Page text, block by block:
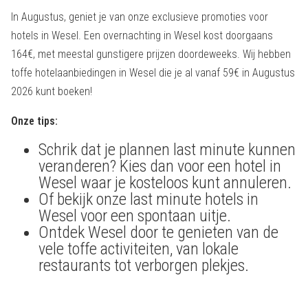
In Augustus, geniet je van onze exclusieve promoties voor
hotels in Wesel. Een overnachting in Wesel kost doorgaans
164€, met meestal gunstigere prijzen doordeweeks. Wij hebben
toffe hotelaanbiedingen in Wesel die je al vanaf 59€ in Augustus
2026 kunt boeken!
Onze tips:
Schrik dat je plannen last minute kunnen
veranderen? Kies dan voor een hotel in
Wesel waar je kosteloos kunt annuleren.
Of bekijk onze last minute hotels in
Wesel voor een spontaan uitje.
Ontdek Wesel door te genieten van de
vele toffe activiteiten, van lokale
restaurants tot verborgen plekjes.